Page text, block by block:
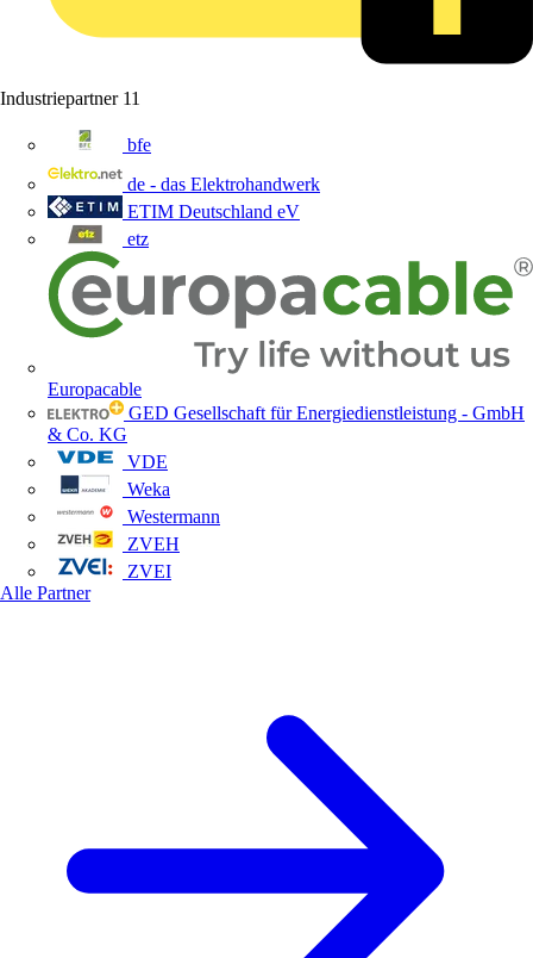
Industriepartner 11
bfe
de - das Elektrohandwerk
ETIM Deutschland eV
etz
Europacable
GED Gesellschaft für Energiedienstleistung - GmbH
& Co. KG
VDE
Weka
Westermann
ZVEH
ZVEI
Alle Partner